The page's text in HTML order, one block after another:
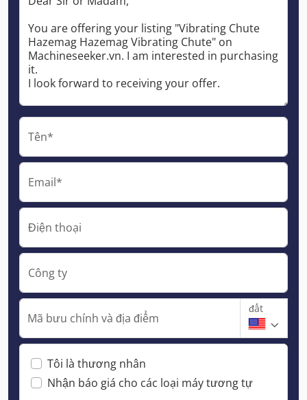
Tên*
Email*
Điện thoại
Công ty
Mã bưu chính và địa điểm
đất
Tôi là thương nhân
Nhận báo giá cho các loại máy tương tự